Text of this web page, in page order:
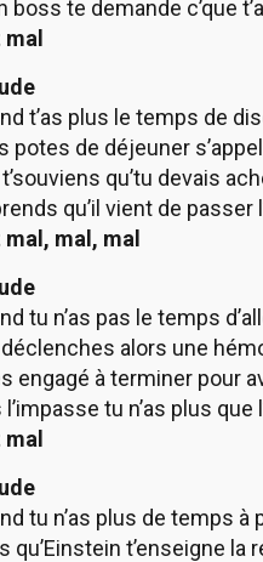
boss te demande c’que
t’as plus le temps de
potes de déjeuner
qu’tu devais
qu’il vient de passer
mal, mal
tu n’as pas le temps
alors une
engagé à terminer pour
tu n’as plus que
tu n’as plus de temps
qu’Einstein t’enseigne la